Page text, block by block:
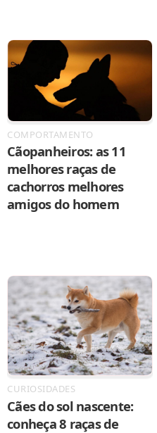
COMPORTAMENTO
Cãopanheiros: as 11
melhores raças de
cachorros melhores
amigos do homem
CURIOSIDADES
Cães do sol nascente:
conheça 8 raças de